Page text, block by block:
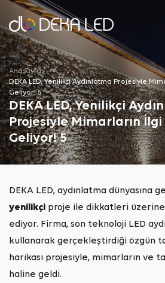
Anasayfa
DEKA LED, Yenilikçi Aydınlatma Projesiyle
Geliyor! 5
DEKA LED, Yenilikçi
Projesiyle Mimarların İlgi
Geliyor! 5
DEKA LED, aydınlatma dünyasına
yenilikçi proje ile dikkatleri
ediyor. Firma, son teknoloji LED
kullanarak gerçekleştirdiği özgün
harikası projesiyle, mimarların ve
haline geldi.